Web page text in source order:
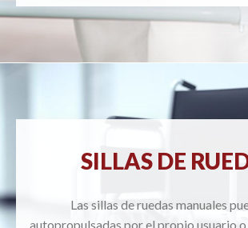
SILLAS DE
Las sillas de ruedas manuales
autopropulsadas por el propio usuario